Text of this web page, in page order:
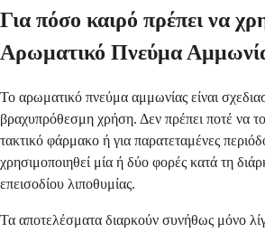
Για πόσο καιρό πρέπει να
Αρωματικό Πνεύμα
Το αρωματικό πνεύμα αμμωνίας είναι
βραχυπρόθεσμη χρήση. Δεν πρέπει ποτέ να
τακτικό φάρμακο ή για παρατεταμένες
χρησιμοποιηθεί μία ή δύο φορές κατά τη
επεισοδίου λιποθυμίας.
Τα αποτελέσματα διαρκούν συνήθως μόνο